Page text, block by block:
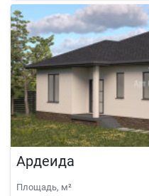
Ардеида
Площадь, м²